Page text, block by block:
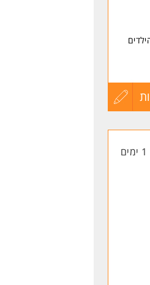
אור
עדכון
1 ימים